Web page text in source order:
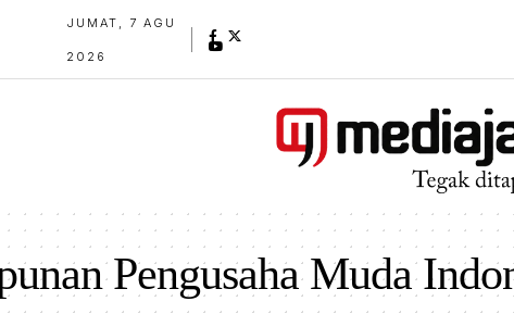
JUMAT, 7 AGU
2026
Pengusaha Muda